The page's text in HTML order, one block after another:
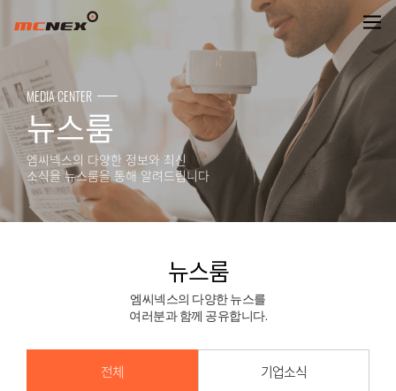
뉴스룸
MEDIA CENTER
뉴스룸
엠씨넥스의 다양한 정보와 최신
소식을 뉴스룸을 통해 알려드립니다
뉴스룸
엠씨넥스의 다양한 뉴스를
여러분과 함께 공유합니다.
전체 기업소식